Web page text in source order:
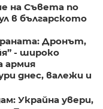
на Съвета по
в българското
Дронът,
- широко
армия
днес, валежи и
Украйна увери,